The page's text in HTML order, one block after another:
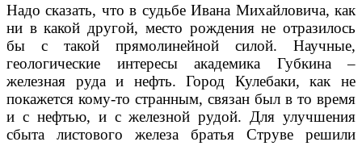
Надо сказать, что в судьбе Ивана Михайловича, как
ни в какой другой, место рождения не отразилось
бы с такой прямолинейной силой. Научные,
геологические интересы академика Губкина –
железная руда и нефть. Город Кулебаки, как не
покажется кому-то странным, связан был в то время
и с нефтью, и с железной рудой. Для улучшения
сбыта листового железа братья Струве решили